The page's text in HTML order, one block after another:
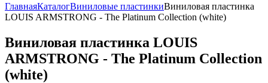
ГлавнаяКаталогВиниловые пластинкиВиниловая пластинка
LOUIS ARMSTRONG - The Platinum Collection (white)
Виниловая пластинка LOUIS
ARMSTRONG - The Platinum Collection
(white)